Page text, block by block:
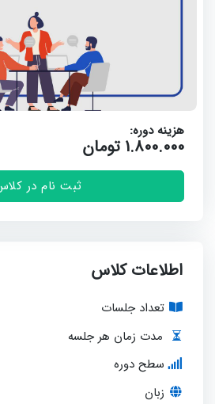
هزینه دوره:
1.800.000 تومان
ثبت نام در
اطلاعات کلاس
تعداد جلسات
مدت زمان هر جلسه
سطح دوره
زبان